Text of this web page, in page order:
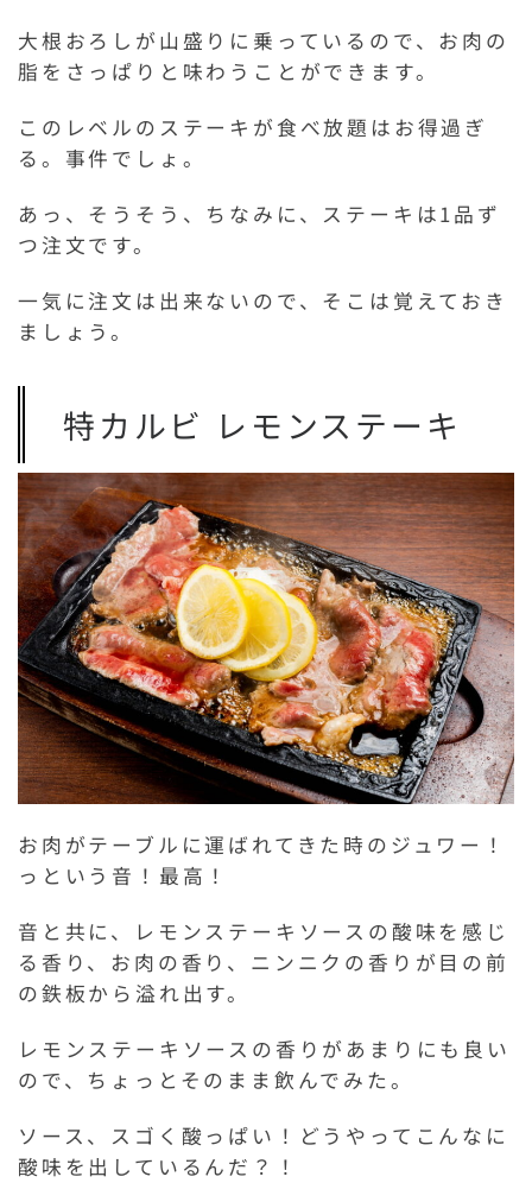
大根おろしが山盛りに乗っているので、お肉の
脂をさっぱりと味わうことができます。
このレベルのステーキが食べ放題はお得過ぎ
る。事件でしょ。
あっ、そうそう、ちなみに、ステーキは1品ず
つ注文です。
一気に注文は出来ないので、そこは覚えておき
ましょう。
特カルビ レモンステーキ
お肉がテーブルに運ばれてきた時のジュワー！
っという音！最高！
音と共に、レモンステーキソースの酸味を感じ
る香り、お肉の香り、ニンニクの香りが目の前
の鉄板から溢れ出す。
レモンステーキソースの香りがあまりにも良い
ので、ちょっとそのまま飲んでみた。
ソース、スゴく酸っぱい！どうやってこんなに
酸味を出しているんだ？！